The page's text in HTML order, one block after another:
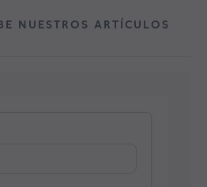
NUESTROS ARTÍCULOS